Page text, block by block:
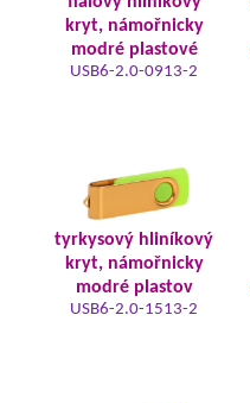
kryt, námořnicky
modré plastové
USB6-2.0-0913-2
tyrkysový hliníkový
kryt, námořnicky
modré plastov
USB6-2.0-1513-2